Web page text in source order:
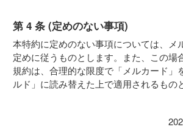
第 4 条 (定めのない事項)
本特約に定めのない事項については、メ
定めに従うものとします。また、この場
規約は、合理的な限度で「メルカード」
ルド」に読み替えた上で適用されるもの